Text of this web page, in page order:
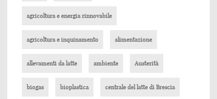
agricoltura e energia rinnovabile
agricoltura e inquinamento alimentazione
allevamenti da latte ambiente Austerità
biogas bioplastica centrale del latte di Brescia